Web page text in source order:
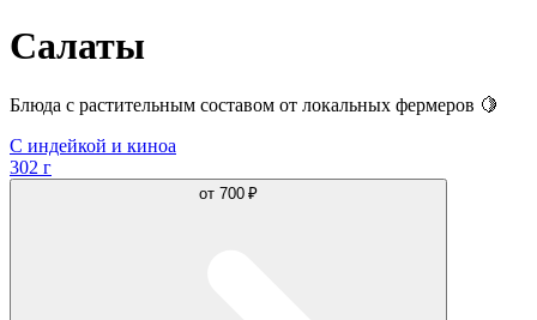
Салаты
Блюда с растительным составом от локальных фермеров 🍋
С индейкой и киноа
302 г
от 700 ₽